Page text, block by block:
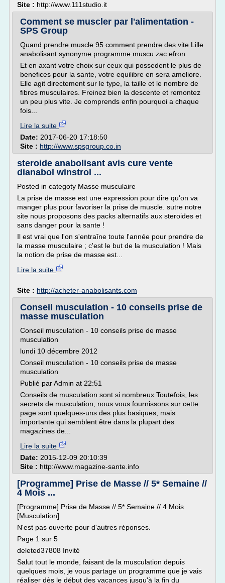
Site : http://www.111studio.it
Comment se muscler par l'alimentation -
SPS Group
Quand prendre muscle 95 comment prendre des vite Lille
anabolisant synonyme programme muscu zac efron
Et en axant votre choix sur ceux qui possedent le plus de
benefices pour la sante, votre equilibre en sera ameliore.
Elle agit directement sur le type, la taille et le nombre de
fibres musculaires. Freinez bien la descente et remontez
un peu plus vite. Je comprends enfin pourquoi a chaque
fois...
Lire la suite
Date: 2017-06-20 17:18:50
Site : http://www.spsgroup.co.in
steroide anabolisant avis cure vente
dianabol winstrol ...
Posted in categoty Masse musculaire
La prise de masse est une expression pour dire qu'on va
manger plus pour favoriser la prise de muscle. sutre notre
site nous proposons des packs alternatifs aux steroides et
sans danger pour la sante !
Il est vrai que l'on s'entraîne toute l'année pour prendre de
la masse musculaire ; c'est le but de la musculation ! Mais
la notion de prise de masse est...
Lire la suite
Site : http://acheter-anabolisants.com
Conseil musculation - 10 conseils prise de
masse musculation
Conseil musculation - 10 conseils prise de masse
musculation
lundi 10 décembre 2012
Conseil musculation - 10 conseils prise de masse
musculation
Publié par Admin at 22:51
Conseils de musculation sont si nombreux Toutefois, les
secrets de musculation, nous vous fournissons sur cette
page sont quelques-uns des plus basiques, mais
importante qui semblent être dans la plupart des
magazines de...
Lire la suite
Date: 2015-12-09 20:10:39
Site : http://www.magazine-sante.info
[Programme] Prise de Masse // 5* Semaine //
4 Mois ...
[Programme] Prise de Masse // 5* Semaine // 4 Mois
[Musculation]
N'est pas ouverte pour d'autres réponses.
Page 1 sur 5
deleted37808 Invité
Salut tout le monde, faisant de la musculation depuis
quelques mois, je vous partage un programme que je vais
réaliser dès le début des vacances jusqu'à la fin du